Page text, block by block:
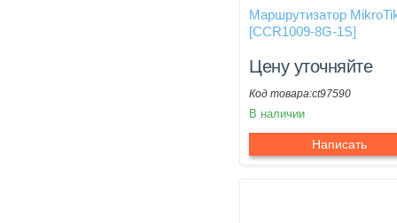
Маршрутизатор
[CCR1009-8G-1S]
Цену уточняйте
ct97590
В наличии
Написать